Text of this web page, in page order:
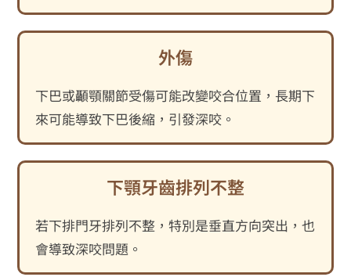
外傷
下巴或顳顎關節受傷可能改變咬合位置，長期下
來可能導致下巴後縮，引發深咬。
下顎牙齒排列不整
若下排門牙排列不整，特別是垂直方向突出，也
會導致深咬問題。